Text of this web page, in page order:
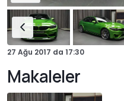
27 Ağu 2017 da 17:30
Makaleler